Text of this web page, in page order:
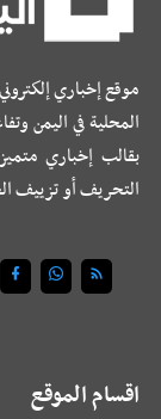
موقع إخباري
المحلية في اليمن
بقالب إخباري
التحريف أو تزييف
اقسام الموقع